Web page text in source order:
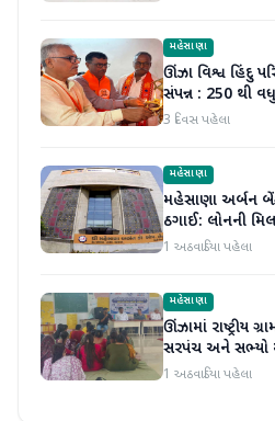
મહેસાણા
ઊંઝા વિશ્વ હિંદુ
સંપન્ન : 250 થી વધુ
3 દિવસ પહેલા
મહેસાણા
મહેસાણા અર્બન
ઠગાઈ: લોનની
1 અઠવાડિયા પહેલા
મહેસાણા
ઊંઝામાં રાષ્ટ્રીય
સરપંચ અને સભ્યો
યોજાઈ
1 અઠવાડિયા પહેલા